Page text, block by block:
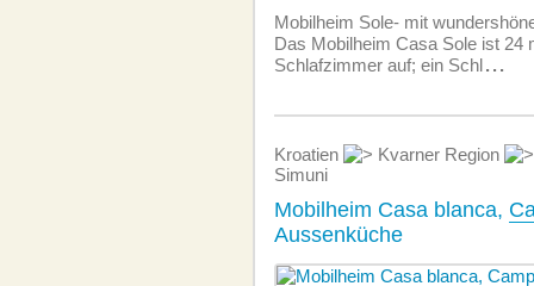
Mobilheim Sole- mit
Das Mobilheim Casa Sole ist 24
Schlafzimmer auf; ein Schl...
Kroatien
Kvarner Region
Simuni
Mobilheim Casa blanca,
Aussenküche